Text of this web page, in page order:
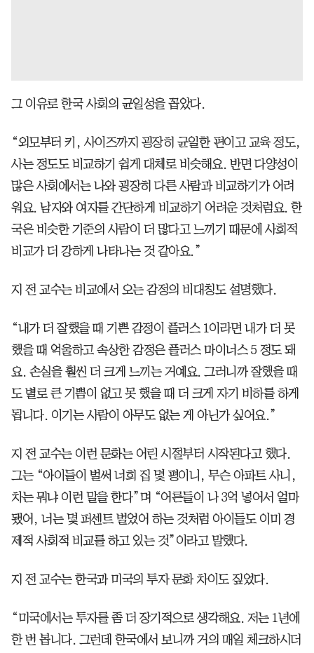
그 이유로 한국 사회의 균일성을 꼽았다.
“외모부터 키, 사이즈까지 굉장히 균일한 편이고 교육 정도,
사는 정도도 비교하기 쉽게 대체로 비슷해요. 반면 다양성이
많은 사회에서는 나와 굉장히 다른 사람과 비교하기가 어려
워요. 남자와 여자를 간단하게 비교하기 어려운 것처럼요. 한
국은 비슷한 기준의 사람이 더 많다고 느끼기 때문에 사회적
비교가 더 강하게 나타나는 것 같아요.”
지 전 교수는 비교에서 오는 감정의 비대칭도 설명했다.
“내가 더 잘했을 때 기쁜 감정이 플러스 1이라면 내가 더 못
했을 때 억울하고 속상한 감정은 플러스 마이너스 5 정도 돼
요. 손실을 훨씬 더 크게 느끼는 거예요. 그러니까 잘했을 때
도 별로 큰 기쁨이 없고 못 했을 때 더 크게 자기 비하를 하게
됩니다. 이기는 사람이 아무도 없는 게 아닌가 싶어요.”
지 전 교수는 이런 문화는 어린 시절부터 시작된다고 했다.
그는 “아이들이 벌써 너희 집 몇 평이니, 무슨 아파트 사니,
차는 뭐냐 이런 말을 한다”며 “어른들이 나 3억 넣어서 얼마
됐어, 너는 몇 퍼센트 벌었어 하는 것처럼 아이들도 이미 경
제적 사회적 비교를 하고 있는 것”이라고 말했다.
지 전 교수는 한국과 미국의 투자 문화 차이도 짚었다.
“미국에서는 투자를 좀 더 장기적으로 생각해요. 저는 1년에
한 번 봅니다. 그런데 한국에서 보니까 거의 매일 체크하시더